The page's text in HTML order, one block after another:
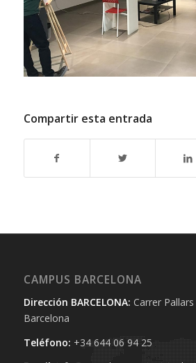
Compartir esta entrada
CAMPUS BARCELONA
Dirección BARCELONA: Carrer
Barcelona
Teléfono: +34 644 06 94 25‬